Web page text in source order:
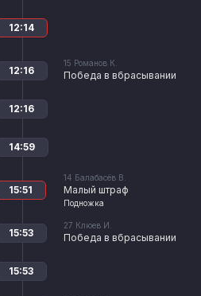
12:14
15 Романов К.
Победа в вбрасывании
12:16
12:16
14:59
14 Балабасёв В.
Малый штраф
Подножка
15:51
27 Клюев И.
Победа в вбрасывании
15:53
15:53